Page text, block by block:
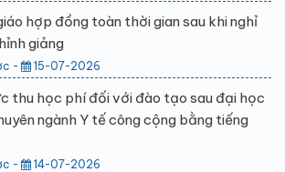
hợp đồng toàn thời gian sau khi nghỉ
giảng
- 15-07-2026
thu học phí đối với đào tạo sau đại học
ngành Y tế công cộng bằng tiếng
- 14-07-2026